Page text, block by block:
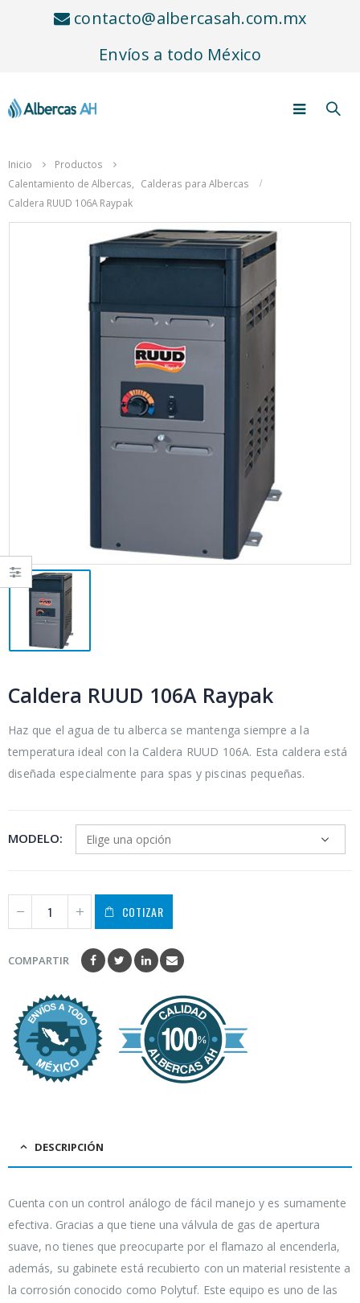
contacto@albercasah.com.mx
Envíos a todo México
Inicio
Productos
Calentamiento de Albercas
Calderas para Albercas
Caldera RUUD 106A Raypak
Caldera RUUD 106A Raypak
Haz que el agua de tu alberca se mantenga siempre a la
temperatura ideal con la Caldera RUUD 106A. Esta caldera está
diseñada especialmente para spas y piscinas pequeñas.
MODELO
COTIZAR
COMPARTIR
DESCRIPCIÓN
Cuenta con un control análogo de fácil manejo y es sumamente
efectiva. Gracias a que tiene una válvula de gas de apertura
suave, no tienes que preocuparte por el flamazo al encenderla,
además, su gabinete está recubierto con un material resistente a
la corrosión conocido como Polytuf. Este equipo es uno de las